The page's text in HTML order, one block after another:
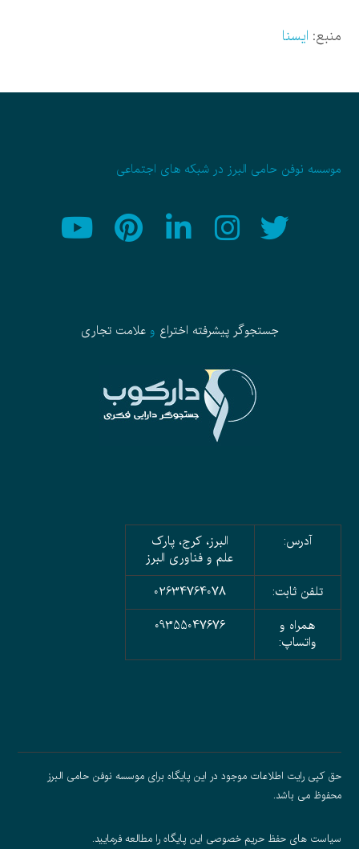
منبع: ایسنا
موسسه نوفن حامی البرز در شبکه های اجتماعی
جستجوگر پیشرفته اختراع وعلامت تجاری
آدرس:
البرز، کرج، پارک
علم و فناوری البرز
تلفن ثابت:
02634764078
همراه و
واتساپ:
09355047676
حق کپی رایت اطلاعات موجود در این پایگاه برای موسسه نوفن حامی البرز
محفوظ می باشد.
سیاست های حفظ حریم خصوصی این پایگاه را مطالعه فرمایید.